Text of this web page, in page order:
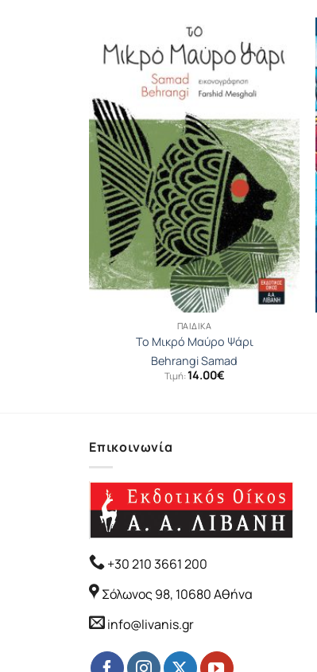
ΠΑΙΔΙΚΆ
Το Μικρό Μαύρο Ψάρι
Behrangi Samad
Τιμή:14.00€
Επικοινωνία
+30 210 3661 200
Σόλωνος 98, 10680 Αθήνα
info@livanis.gr